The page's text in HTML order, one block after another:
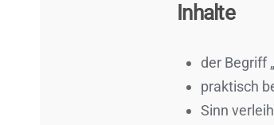
Inhalte
der Begriff
praktisch
Sinn